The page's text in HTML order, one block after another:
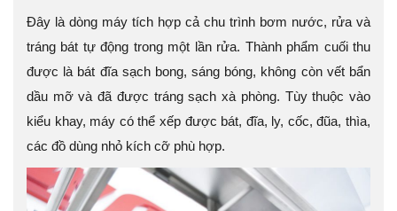
Đây là dòng máy tích hợp cả chu trình bơm nước, rửa và
tráng bát tự động trong một lần rửa. Thành phẩm cuối thu
được là bát đĩa sạch bong, sáng bóng, không còn vết bẩn
dầu mỡ và đã được tráng sạch xà phòng. Tùy thuộc vào
kiểu khay, máy có thể xếp được bát, đĩa, ly, cốc, đũa, thìa,
các đồ dùng nhỏ kích cỡ phù hợp.